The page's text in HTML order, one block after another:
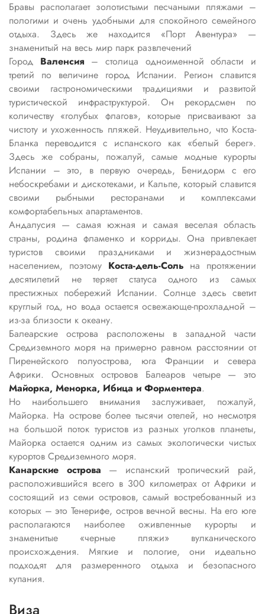
Бравы располагает золотистыми песчаными пляжами –
пологими и очень удобными для спокойного семейного
отдыха. Здесь же находится «Порт Авентура» —
знаменитый на весь мир парк развлечений
Город Валенсия – столица одноименной области и
третий по величине город Испании. Регион славится
своими гастрономическими традициями и развитой
туристической инфраструктурой. Он рекордсмен по
количеству «голубых флагов», которые присваивают за
чистоту и ухоженность пляжей. Неудивительно, что Коста-
Бланка переводится с испанского как «белый берег».
Здесь же собраны, пожалуй, самые модные курорты
Испании – это, в первую очередь, Бенидорм с его
небоскребами и дискотеками, и Кальпе, который славится
своими рыбными ресторанами и комплексами
комфортабельных апартаментов.
Андалусия — самая южная и самая веселая область
страны, родина фламенко и корриды. Она привлекает
туристов своими праздниками и жизнерадостным
населением, поэтому Коста-дель-Соль на протяжении
десятилетий не теряет статуса одного из самых
престижных побережий Испании. Солнце здесь светит
круглый год, но вода остается освежающе-прохладной –
из-за близости к океану.
Балеарские острова расположены в западной части
Средиземного моря на примерно равном расстоянии от
Пиренейского полуострова, юга Франции и севера
Африки. Основных островов Балеаров четыре — это
Майорка, Менорка, Ибица и Форментера.
Но наибольшего внимания заслуживает, пожалуй,
Майорка. На острове более тысячи отелей, но несмотря
на большой поток туристов из разных уголков планеты,
Майорка остается одним из самых экологически чистых
курортов Средиземного моря.
Канарские острова — испанский тропический рай,
расположившийся всего в 300 километрах от Африки и
состоящий из семи островов, самый востребованный из
которых – это Тенерифе, остров вечной весны. На его юге
располагаются наиболее оживленные курорты и
знаменитые «черные пляжи» вулканического
происхождения. Мягкие и пологие, они идеально
подходят для размеренного отдыха и безопасного
купания.
Виза